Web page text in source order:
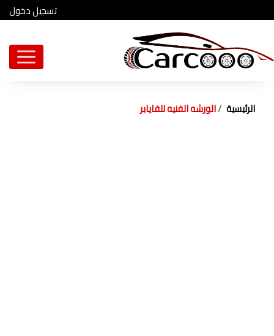
تسجيل دخول
الرئيسية الورشه الفنيه للفايابر